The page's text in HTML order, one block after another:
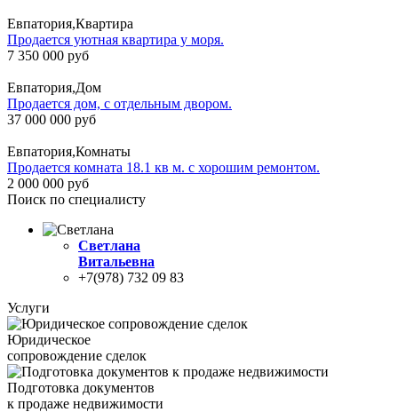
Евпатория,Квартира
Продается уютная квартира у моря.
7 350 000 руб
Евпатория,Дом
Продается дом, с отдельным двором.
37 000 000 руб
Евпатория,Комнаты
Продается комната 18.1 кв м. с хорошим ремонтом.
2 000 000 руб
Поиск по специалисту
Светлана
Витальевна
+7(978) 732 09 83
Услуги
Юридическое
сопровождение сделок
Подготовка документов
к продаже недвижимости